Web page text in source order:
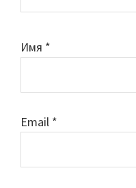
Имя *
Email *